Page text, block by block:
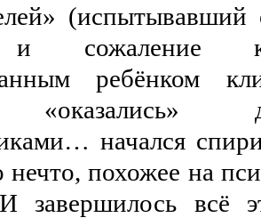
(испытывавший
сожаление
ребёнком
«оказались»
начался
похожее на
завершилось всё